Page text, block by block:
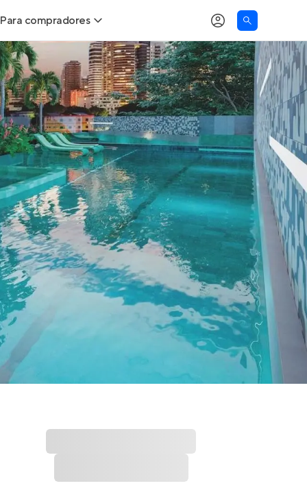
Para compradores
Buscar um imóvel novo
Calcule seu Poder de Compra
Comprar x Alugar
Correção do INCC
Simulador de Financiamento
Encontre um corretor